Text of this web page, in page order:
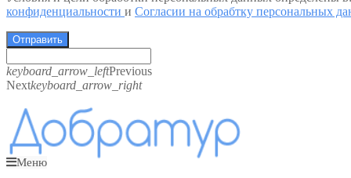
конфиденциальности и Согласии на обрабтку персональных
Отправить
keyboard_arrow_leftPrevious
Nextkeyboard_arrow_right
Меню